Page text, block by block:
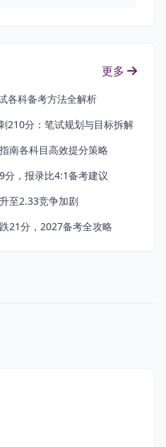
更多
各科备考方法全解析
210分：笔试规划与目标拆解
南各科目高效提分策略
分，报录比4:1备考建议
至2.33竞争加剧
21分，2027备考全攻略